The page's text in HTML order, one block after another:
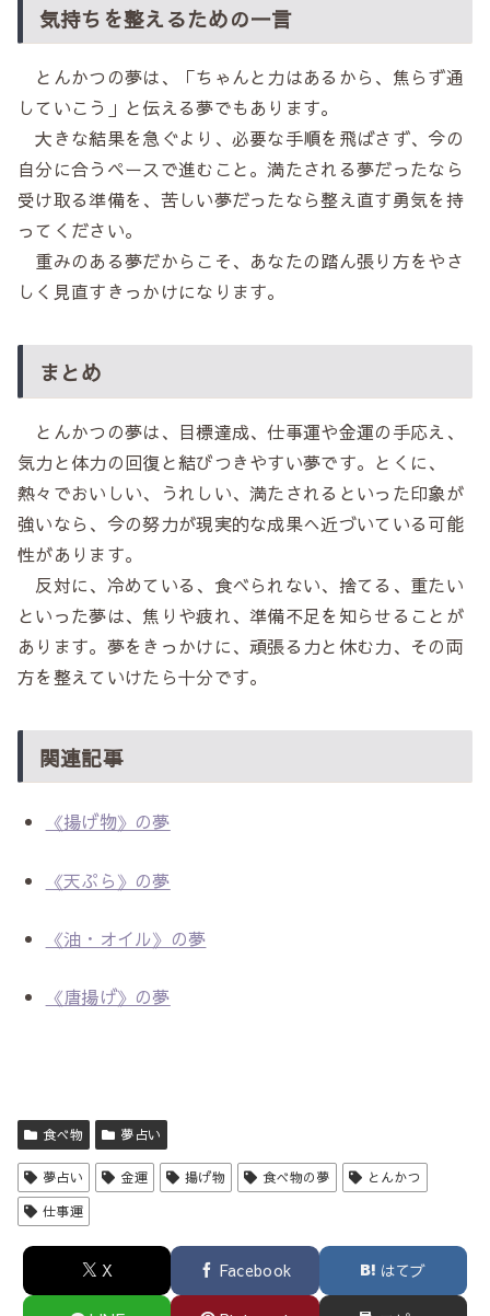
気持ちを整えるための一言
とんかつの夢は、「ちゃんと力はあるから、焦らず通
していこう」と伝える夢でもあります。
大きな結果を急ぐより、必要な手順を飛ばさず、今の
自分に合うペースで進むこと。満たされる夢だったなら
受け取る準備を、苦しい夢だったなら整え直す勇気を持
ってください。
重みのある夢だからこそ、あなたの踏ん張り方をやさ
しく見直すきっかけになります。
まとめ
とんかつの夢は、目標達成、仕事運や金運の手応え、
気力と体力の回復と結びつきやすい夢です。とくに、
熱々でおいしい、うれしい、満たされるといった印象が
強いなら、今の努力が現実的な成果へ近づいている可能
性があります。
反対に、冷めている、食べられない、捨てる、重たい
といった夢は、焦りや疲れ、準備不足を知らせることが
あります。夢をきっかけに、頑張る力と休む力、その両
方を整えていけたら十分です。
関連記事
《揚げ物》の夢
《天ぷら》の夢
《油・オイル》の夢
《唐揚げ》の夢
食べ物 夢占い
夢占い 金運 揚げ物 食べ物の夢
とんかつ
仕事運
X Facebook はてブ